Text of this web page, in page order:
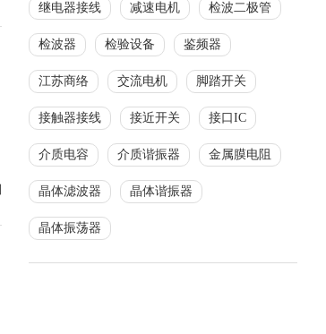
继电器接线 减速电机 检波二极管
检波器 检验设备 鉴频器
江苏商络 交流电机 脚踏开关
接触器接线 接近开关 接口IC
介质电容 介质谐振器 金属膜电阻
晶体滤波器 晶体谐振器
晶体振荡器